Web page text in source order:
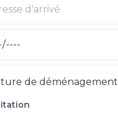
de déménagement